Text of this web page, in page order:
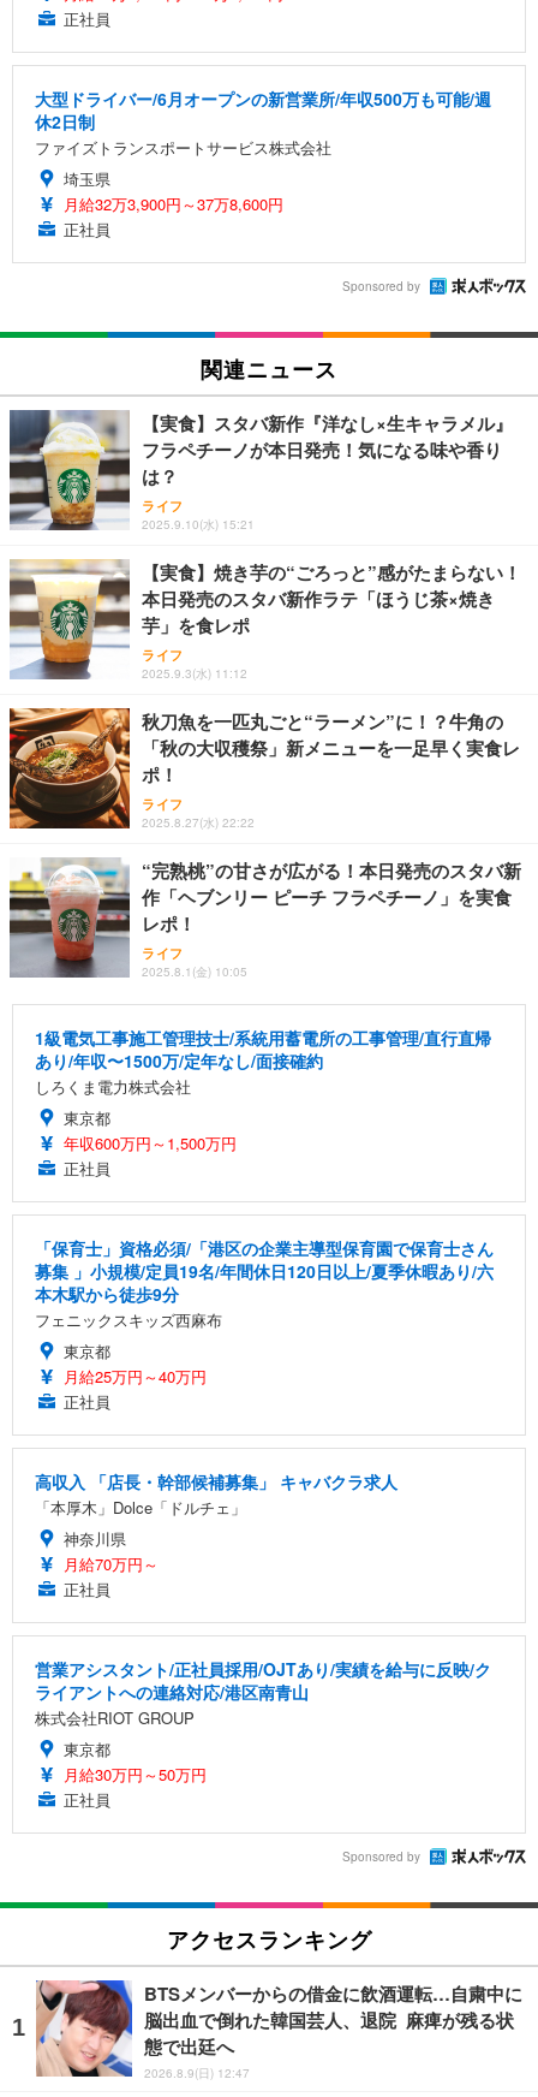
正社員
大型ドライバー/6月オープンの新営業所/年収500万も可能/週
休2日制
ファイズトランスポートサービス株式会社
埼玉県
月給32万3,900円～37万8,600円
正社員
Sponsored by
関連ニュース
【実食】スタバ新作『洋なし×生キャラメル』
フラペチーノが本日発売！気になる味や香り
は？
ライフ
2025.9.10(水) 15:21
【実食】焼き芋の“ごろっと”感がたまらない！
本日発売のスタバ新作ラテ「ほうじ茶×焼き
芋」を食レポ
ライフ
2025.9.3(水) 11:12
秋刀魚を一匹丸ごと“ラーメン”に！？牛角の
「秋の大収穫祭」新メニューを一足早く実食レ
ポ！
ライフ
2025.8.27(水) 22:22
“完熟桃”の甘さが広がる！本日発売のスタバ新
作「ヘブンリー ピーチ フラペチーノ」を実食
レポ！
ライフ
2025.8.1(金) 10:05
1級電気工事施工管理技士/系統用蓄電所の工事管理/直行直帰
あり/年収〜1500万/定年なし/面接確約
しろくま電力株式会社
東京都
年収600万円～1,500万円
正社員
「保育士」資格必須/「港区の企業主導型保育園で保育士さん
募集 」小規模/定員19名/年間休日120日以上/夏季休暇あり/六
本木駅から徒歩9分
フェニックスキッズ西麻布
東京都
月給25万円～40万円
正社員
高収入 「店長・幹部候補募集」 キャバクラ求人
「本厚木」Dolce「ドルチェ」
神奈川県
月給70万円～
正社員
営業アシスタント/正社員採用/OJTあり/実績を給与に反映/ク
ライアントへの連絡対応/港区南青山
株式会社RIOT GROUP
東京都
月給30万円～50万円
正社員
Sponsored by
アクセスランキング
BTSメンバーからの借金に飲酒運転…自粛中に
脳出血で倒れた韓国芸人、退院 麻痺が残る状
態で出廷へ
2026.8.9(日) 12:47